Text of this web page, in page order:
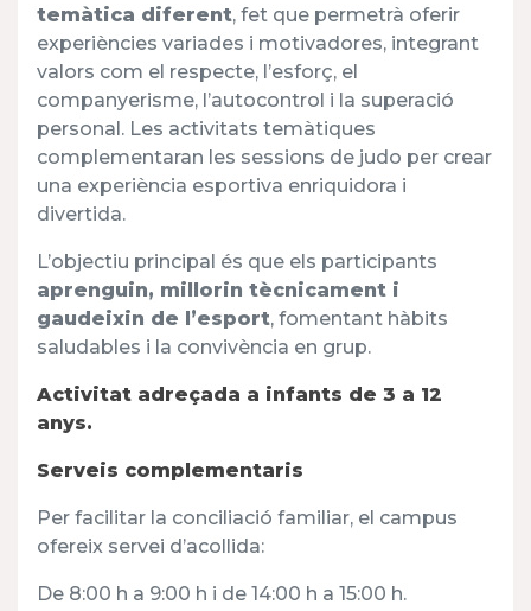
temàtica diferent, fet que permetrà oferir
experiències variades i motivadores, integrant
valors com el respecte, l’esforç, el
companyerisme, l’autocontrol i la superació
personal. Les activitats temàtiques
complementaran les sessions de judo per crear
una experiència esportiva enriquidora i
divertida.
L’objectiu principal és que els participants
aprenguin, millorin tècnicament i
gaudeixin de l’esport, fomentant hàbits
saludables i la convivència en grup.
Activitat adreçada a infants de 3 a 12
anys.
Serveis complementaris
Per facilitar la conciliació familiar, el campus
ofereix servei d’acollida:
De 8:00 h a 9:00 h i de 14:00 h a 15:00 h.